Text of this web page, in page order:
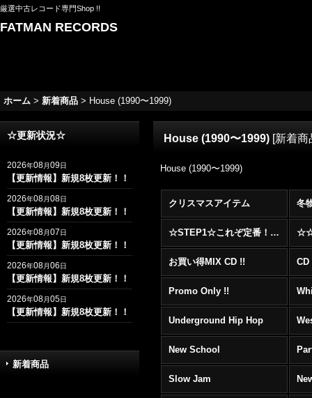
厳選中古レコード専門Shop !!
FATMAN RECORDS
ホーム > 新着商品 > House (1990〜1999)
☆更新状況☆
2026年08月09日
【更新情報】新規8枚更新！！
2026年08月08日
【更新情報】新規8枚更新！！
2026年08月07日
【更新情報】新規8枚更新！！
2026年08月06日
【更新情報】新規8枚更新！！
2026年08月05日
【更新情報】新規8枚更新！！
新着商品
House (1990〜1999) [新着商
House (1990〜1999)
クリスマスアイテム 冬
☆STEP1☆これぞ定番！！まずはここから！2000年代R&BフロアヒットBest 100 !!!
お買い得MIX CD !!
Promo Only !!
Underground Hip Hop
New School
Slow Jam